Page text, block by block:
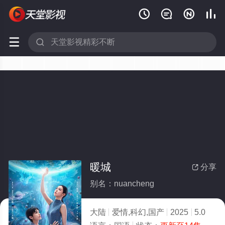
   
 
 分享
暖城
别名：nuancheng
大陆 爱情,科幻,国产 2025
5.0